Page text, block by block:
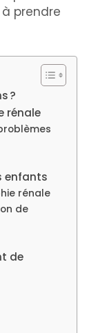
prendre
?
rénale
enfants
rénale
de
de